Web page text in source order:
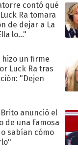
contó qué
Ra tomara
de dejar a La
lo..."
hizo un firme
Luck Ra tras
"Dejen
anunció el
de una famosa
sabían cómo